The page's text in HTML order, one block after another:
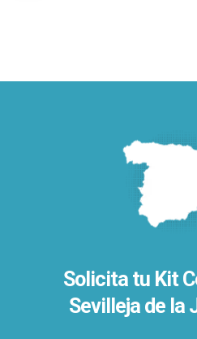
Solicita tu Kit
Sevilleja de la